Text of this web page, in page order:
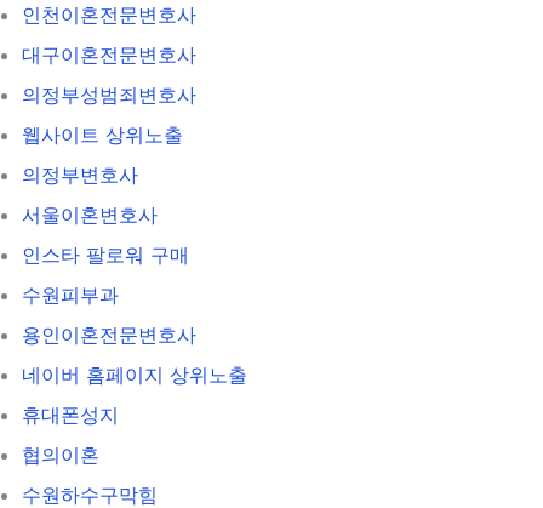
인천이혼전문변호사
대구이혼전문변호사
의정부성범죄변호사
웹사이트 상위노출
의정부변호사
서울이혼변호사
인스타 팔로워 구매
수원피부과
용인이혼전문변호사
네이버 홈페이지 상위노출
휴대폰성지
협의이혼
수원하수구막힘